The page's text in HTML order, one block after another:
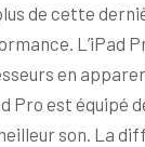
de cette
L’iPad
en
Pro est équipé
son. La